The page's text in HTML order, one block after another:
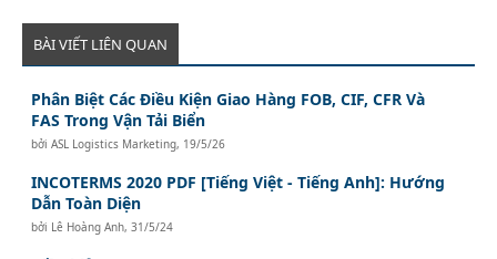
BÀI VIẾT LIÊN QUAN
Phân Biệt Các Điều Kiện Giao Hàng FOB, CIF, CFR Và
FAS Trong Vận Tải Biển
bởiASL Logistics Marketing, 19/5/26
INCOTERMS 2020 PDF [Tiếng Việt - Tiếng Anh]: Hướng
Dẫn Toàn Diện
bởi Lê Hoàng Anh,31/5/24